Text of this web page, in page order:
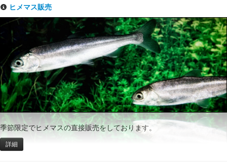
ヒメマス販売
季節限定でヒメマスの直接販売をしております。
詳細